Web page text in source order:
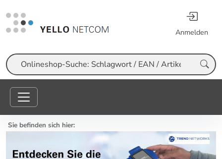
Anmelden
Suche
Sie befinden sich hier: